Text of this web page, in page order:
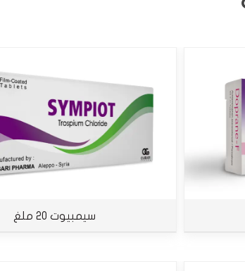
سيمبيوت 20 ملغ